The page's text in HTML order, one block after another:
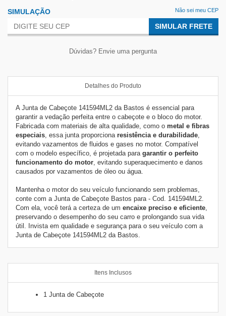
SIMULAÇÃO Não sei meu CEP
SIMULAR FRETE
Dúvidas? Envie uma pergunta
Detalhes do Produto
A Junta de Cabeçote 141594ML2 da Bastos é essencial para
garantir a vedação perfeita entre o cabeçote e o bloco do motor.
Fabricada com materiais de alta qualidade, como o metal e fibras
especiais, essa junta proporciona resistência e durabilidade,
evitando vazamentos de fluidos e gases no motor. Compatível
com o modelo específico, é projetada para garantir o perfeito
funcionamento do motor, evitando superaquecimento e danos
causados por vazamentos de óleo ou água.
Mantenha o motor do seu veículo funcionando sem problemas,
conte com a Junta de Cabeçote Bastos para - Cod. 141594ML2.
Com ela, você terá a certeza de um encaixe preciso e eficiente,
preservando o desempenho do seu carro e prolongando sua vida
útil. Invista em qualidade e segurança para o seu veículo com a
Junta de Cabeçote 141594ML2 da Bastos.
Itens Inclusos
1 Junta de Cabeçote